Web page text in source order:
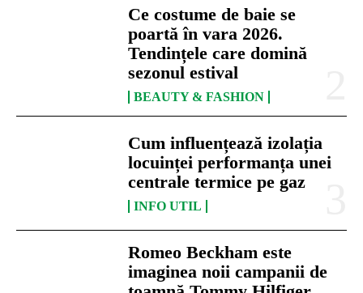
Ce costume de baie se
poartă în vara 2026.
Tendințele care domină
sezonul estival
BEAUTY & FASHION
Cum influențează izolația
locuinței performanța unei
centrale termice pe gaz
INFO UTIL
Romeo Beckham este
imaginea noii campanii de